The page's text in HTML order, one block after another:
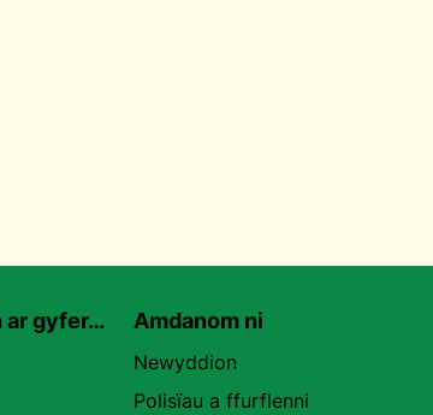
ar gyfer… Amdanom ni
Newyddion
Polisïau a ffurflenni